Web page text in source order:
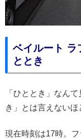
ベイルート ラ
ととき
「ひととき」なん
き」とは言えないほ
現在時刻は17時。